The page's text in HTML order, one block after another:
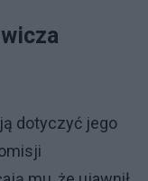
dotyczyć jego